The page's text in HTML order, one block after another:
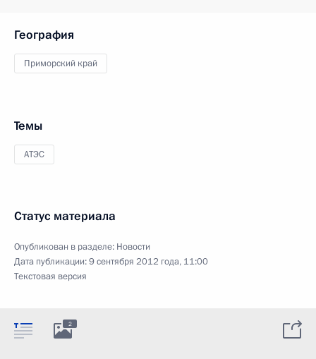
География
Приморский край
Темы
АТЭС
Статус материала
Опубликован в разделе: Новости
Дата публикации:9 сентября 2012 года, 11:00
Текстовая версия
2